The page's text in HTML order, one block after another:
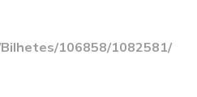
Bilhetes/106858/1082581/